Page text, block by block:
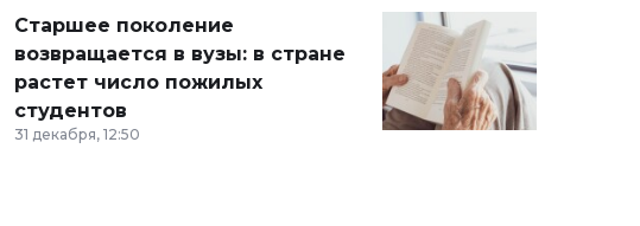
Старшее поколение
возвращается в вузы: в стране
растет число пожилых
студентов
31 декабря, 12:50